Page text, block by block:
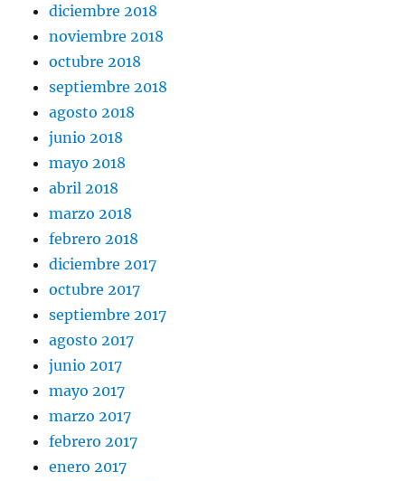
diciembre 2018
noviembre 2018
octubre 2018
septiembre 2018
agosto 2018
junio 2018
mayo 2018
abril 2018
marzo 2018
febrero 2018
diciembre 2017
octubre 2017
septiembre 2017
agosto 2017
junio 2017
mayo 2017
marzo 2017
febrero 2017
enero 2017